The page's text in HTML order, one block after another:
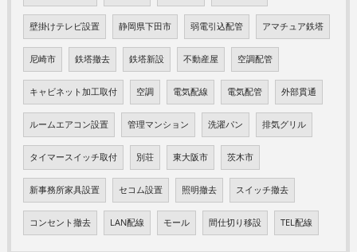
壁掛けテレビ設置 静岡県下田市 弱電引込配管 アマチュア鉄塔
尼崎市 鉄塔撤去 鉄塔新設 不動産屋 空調配管
キャビネット加工取付 空調 電気配線 電気配管 外部貫通
ルームエアコン設置 管理マンション 洗濯パン 排気グリル
タイマースイッチ取付 別荘 東大阪市 茨木市
新事務所家具設置 セコム設置 照明撤去 スイッチ撤去
コンセント撤去 LAN配線 モール 間仕切り移設 TEL配線